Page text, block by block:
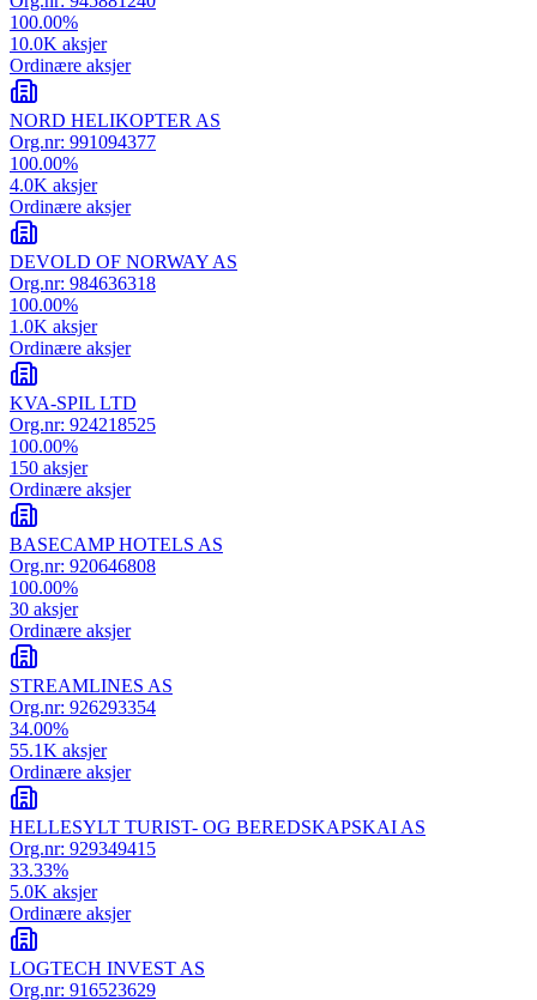
100.00%
10.0K aksjer
Ordinære aksjer
NORD HELIKOPTER AS
Org.nr: 991094377
100.00%
4.0K aksjer
Ordinære aksjer
DEVOLD OF NORWAY AS
Org.nr: 984636318
100.00%
1.0K aksjer
Ordinære aksjer
KVA-SPIL LTD
Org.nr: 924218525
100.00%
150 aksjer
Ordinære aksjer
BASECAMP HOTELS AS
Org.nr: 920646808
100.00%
30 aksjer
Ordinære aksjer
STREAMLINES AS
Org.nr: 926293354
34.00%
55.1K aksjer
Ordinære aksjer
HELLESYLT TURIST- OG BEREDSKAPSKAI AS
Org.nr: 929349415
33.33%
5.0K aksjer
Ordinære aksjer
LOGTECH INVEST AS
Org.nr: 916523629